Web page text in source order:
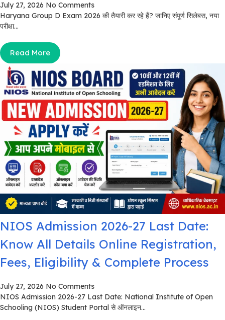
July 27, 2026 No Comments
Haryana Group D Exam 2026 की तैयारी कर रहे हैं? जानिए संपूर्ण सिलेबस, नया
परीक्षा...
Read More
NIOS Admission 2026-27 Last Date:
Know All Details Online Registration,
Fees, Eligibility & Complete Process
July 27, 2026 No Comments
NIOS Admission 2026-27 Last Date: National Institute of Open
Schooling (NIOS) Student Portal से ऑनलाइन...